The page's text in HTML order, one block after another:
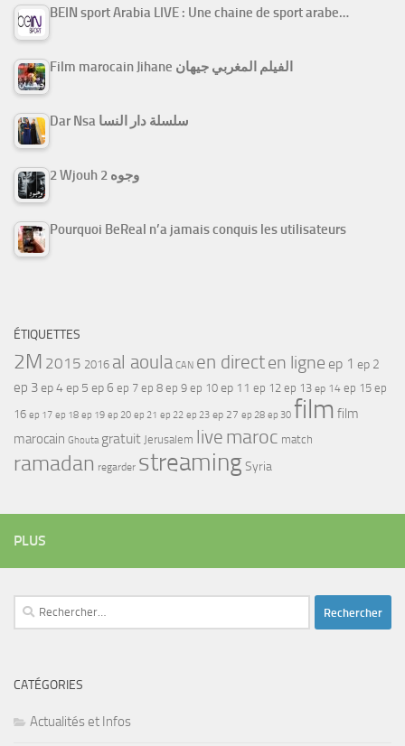
BEIN sport Arabia LIVE : Une chaine de sport arabe…
Film marocain Jihane الفيلم المغربي جيهان
Dar Nsa سلسلة دار النسا
2 Wjouh 2 وجوه
Pourquoi BeReal n’a jamais conquis les utilisateurs
ÉTIQUETTES
2M 2015 2016 al aoula CAN en directen ligne ep 1 ep 2
ep 3ep 4ep 5 ep 6 ep 7 ep 8 ep 9 ep 10 ep 11 ep 12 ep 13 ep 14 ep 15 ep
16 ep 17 ep 18 ep 19 ep 20 ep 21 ep 22 ep 23 ep 27 ep 28 ep 30 film film
marocain Ghouta gratuit Jerusalem live maroc match
ramadan regarder streamingSyria
PLUS
Rechercher :
CATÉGORIES
Actualités et Infos